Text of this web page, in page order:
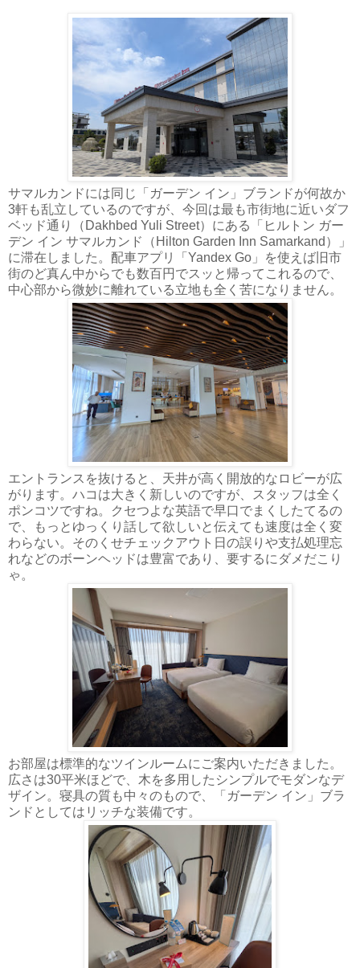
サマルカンドには同じ「ガーデン イン」ブランドが何故か
3軒も乱立しているのですが、今回は最も市街地に近いダフ
ベッド通り（Dakhbed Yuli Street）にある「ヒルトン ガー
デン イン サマルカンド（Hilton Garden Inn Samarkand）」
に滞在しました。配車アプリ「Yandex Go」を使えば旧市
街のど真ん中からでも数百円でスッと帰ってこれるので、
中心部から微妙に離れている立地も全く苦になりません。
エントランスを抜けると、天井が高く開放的なロビーが広
がります。ハコは大きく新しいのですが、スタッフは全く
ポンコツですね。クセつよな英語で早口でまくしたてるの
で、もっとゆっくり話して欲しいと伝えても速度は全く変
わらない。そのくせチェックアウト日の誤りや支払処理忘
れなどのボーンヘッドは豊富であり、要するにダメだこり
ゃ。
お部屋は標準的なツインルームにご案内いただきました。
広さは30平米ほどで、木を多用したシンプルでモダンなデ
ザイン。寝具の質も中々のもので、「ガーデン イン」ブラ
ンドとしてはリッチな装備です。